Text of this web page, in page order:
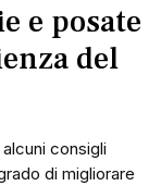
e posate
del
consigli
di migliorare